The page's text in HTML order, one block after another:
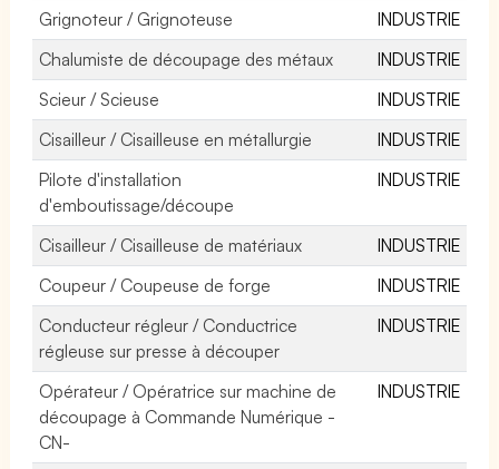
Grignoteur / Grignoteuse
INDUSTRIE
Chalumiste de découpage des métaux
INDUSTRIE
Scieur / Scieuse
INDUSTRIE
Cisailleur / Cisailleuse en métallurgie
INDUSTRIE
Pilote d'installation
d'emboutissage/découpe
INDUSTRIE
Cisailleur / Cisailleuse de matériaux
INDUSTRIE
Coupeur / Coupeuse de forge
INDUSTRIE
Conducteur régleur / Conductrice
régleuse sur presse à découper
INDUSTRIE
Opérateur / Opératrice sur machine de
découpage à Commande Numérique -
CN-
INDUSTRIE